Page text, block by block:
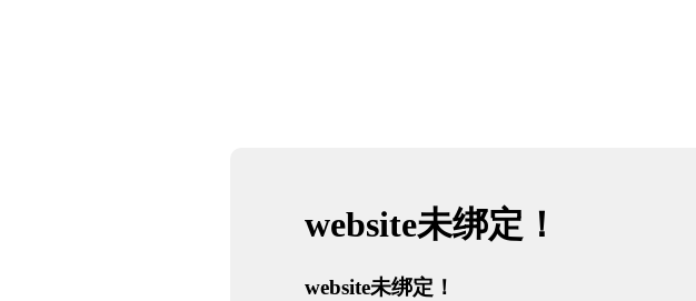
website未绑定！
website未绑定！